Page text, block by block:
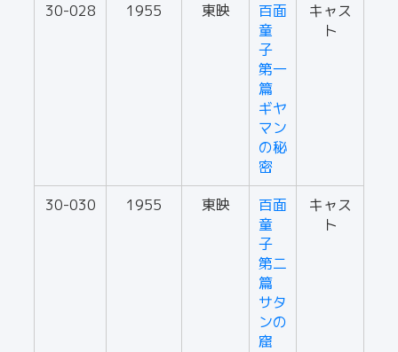
30-028 1955 東映
百面
童
子
第一
篇
ギヤ
マン
の秘
密
キャス
ト
30-030 1955 東映
百面
童
子
第二
篇
サタ
ンの
窟
キャス
ト